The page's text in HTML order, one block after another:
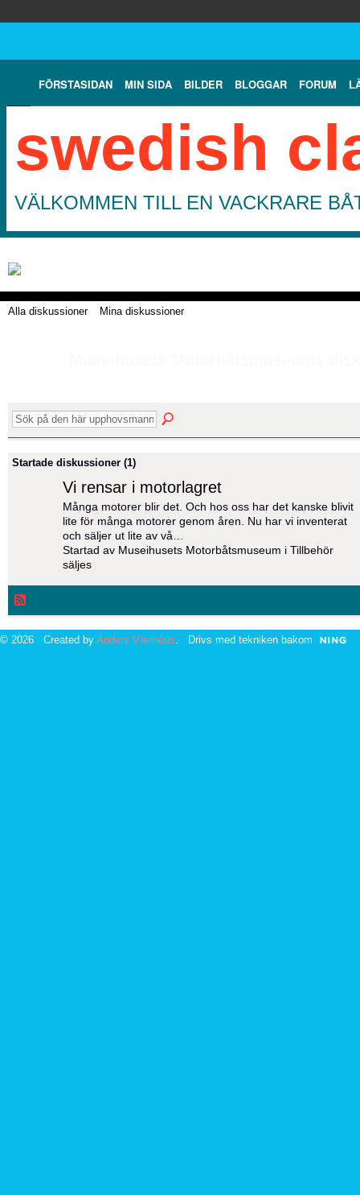
FÖRSTASIDAN MIN SIDA BILDER BLOGGAR FORUM
swedish
VÄLKOMMEN TILL EN VACKRARE
Alla diskussioner Mina diskussioner
Startade diskussioner (1)
Vi rensar i motorlagret
Många motorer blir det. Och hos oss har det kanske blivit
lite för många motorer genom åren. Nu har vi inventerat
och säljer ut lite av vå…
Startad av Museihusets Motorbåtsmuseum i Tillbehör
säljes
© 2026 Created by Anders Værnéus . Drivs med tekniken bakom